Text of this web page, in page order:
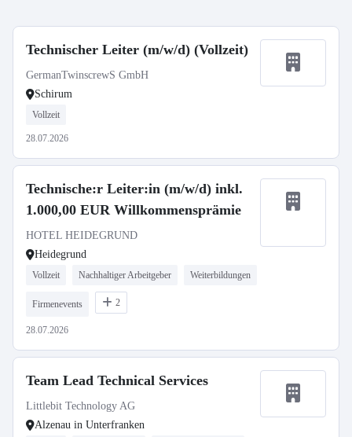
Technischer Leiter (m/w/d) (Vollzeit)
GermanTwinscrewS GmbH
Schirum
Vollzeit
28.07.2026
Technische:r Leiter:in (m/w/d) inkl.
1.000,00 EUR Willkommensprämie
HOTEL HEIDEGRUND
Heidegrund
Vollzeit Nachhaltiger Arbeitgeber Weiterbildungen
Firmenevents 2
28.07.2026
Team Lead Technical Services
Littlebit Technology AG
Alzenau in Unterfranken